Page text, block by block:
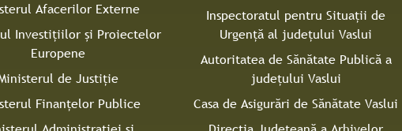
Afacerilor Externe
Investițiilor și Proiectelor
Europene
de Justiție
Finanțelor Publice
Inspectoratul pentru Situaţii de
Urgenţă al judeţului Vaslui
Autoritatea de Sănătate Publică a
judeţului Vaslui
Casa de Asigurări de Sănătate Vaslui